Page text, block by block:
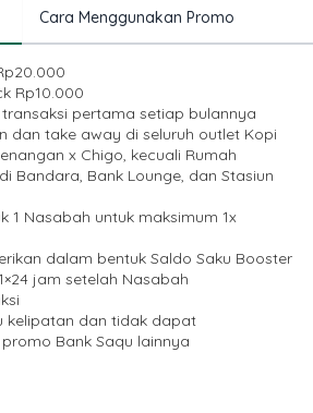
Cara Menggunakan Promo
Rp10.000
transaksi pertama setiap bulannya
dan take away di seluruh outlet Kopi
x Chigo, kecuali Rumah
Bandara, Bank Lounge, dan Stasiun
1 Nasabah untuk maksimum 1x
dalam bentuk Saldo Saku Booster
jam setelah Nasabah
kelipatan dan tidak dapat
Bank Saqu lainnya